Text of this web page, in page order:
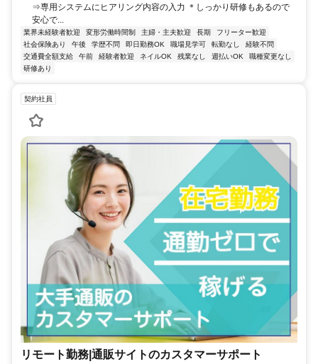
⇒専用システムにヒアリング内容の入力 ＊しっかり研修もあるので
安心で...
業界未経験者歓迎 変形労働時間制 主婦・主夫歓迎 長期
フリーター歓迎
社会保険あり
午後 学歴不問 即日勤務OK 職場見学可 転勤なし
経験不問
交通費全額支給
午前 経験者歓迎 ネイルOK 残業なし 週払いOK
職種変更なし
研修あり
契約社員
リモート勤務|通販サイトのカスタマーサポート